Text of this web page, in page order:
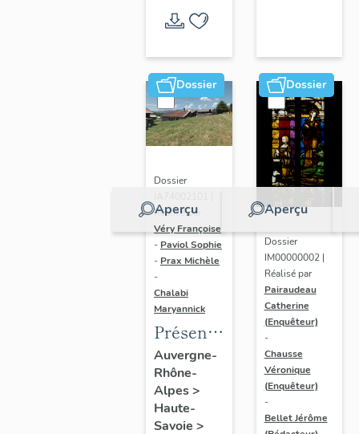
Dossier
Aperçu
Dossier
Réalisé par
Véry Françoise
- Paviol Sophie
- Prax Michèle
-
Chalabi
Maryannick
Présentation
de l'aire
d'étude
Megève
Auvergne-
Rhône-
Alpes>
Haute-
Savoie >
Dossier
Aperçu
Dossier
IM00000002 |
Réalisé par
Pairaudeau
Catherine
(Enquêteur)
-
Chausse
Véronique
(Enquêteur)
-
Bellet Jérôme